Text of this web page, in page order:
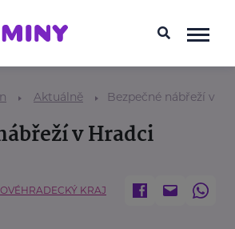
Aktuálně Bezpečné nábřeží v
v Hradci
KRAJ